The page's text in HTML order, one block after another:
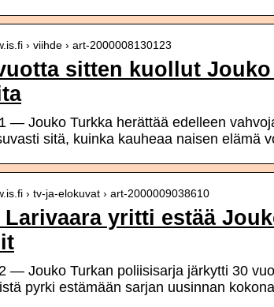
› viihde › art-2000008130123
sitten kuollut Jouko
— Jouko Turkka herättää edelleen
sitä, kuinka kauheaa naisen elämä
› tv-ja-elokuvat › art-2000009038610
Larivaara yritti estää
— Jouko Turkan poliisisarja järkytti 30
pyrki estämään sarjan uusinnan